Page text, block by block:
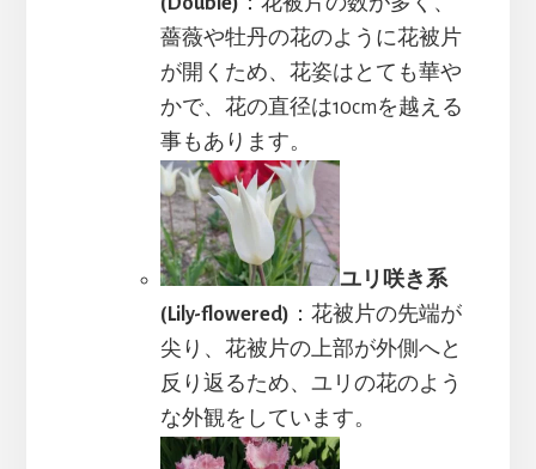
薔薇や牡丹の花のように花被片
が開くため、花姿はとても華や
かで、花の直径は10cmを越える
事もあります。
ユリ咲き系
(Lily-flowered) ：花被片の先端が
尖り、花被片の上部が外側へと
反り返るため、ユリの花のよう
な外観をしています。